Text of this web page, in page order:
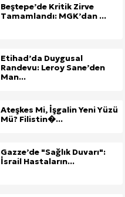
Beştepe’de Kritik Zirve
Tamamlandı: MGK’dan ...
Etihad’da Duygusal
Randevu: Leroy Sane’den
Man...
Ateşkes Mi, İşgalin Yeni Yüzü
Mü? Filistin�...
Gazze’de "Sağlık Duvarı":
İsrail Hastaların...